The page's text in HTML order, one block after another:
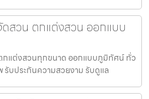
สวน ตกแต่งสวน ออกแบบ
แต่งสวนทุกขนาด ออกแบบภูมิทัศน์ ทั่ว
รับประกันความสวยงาม รับดูแล